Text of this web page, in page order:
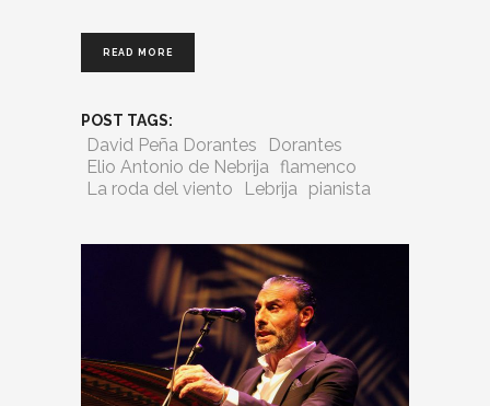
READ MORE
POST TAGS:
David Peña Dorantes
Dorantes
Elio Antonio de Nebrija flamenco
La roda del viento
Lebrija pianista